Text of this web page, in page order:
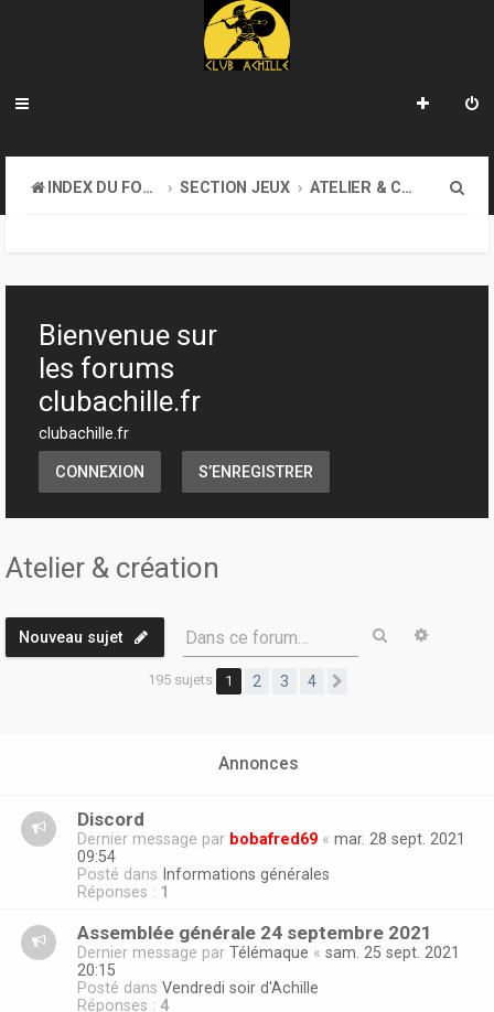
INDEX DU FORUM SECTION JEUX ATELIER & CRÉATION
h
Bienvenue sur
les forums
clubachille.fr
clubachille.fr
CONNEXION S’ENREGISTRER
Atelier & création
Nouveau sujet Dans ce forum… Rechercher
195 sujets 1 2 3 4
Annonces
Discord
Dernier message par bobafred69 « mar. 28 sept. 2021
09:54
Posté dans Informations générales
Réponses : 1
Assemblée générale 24 septembre 2021
Dernier message par Télémaque « sam. 25 sept. 2021
20:15
Posté dans Vendredi soir d'Achille
Réponses : 4